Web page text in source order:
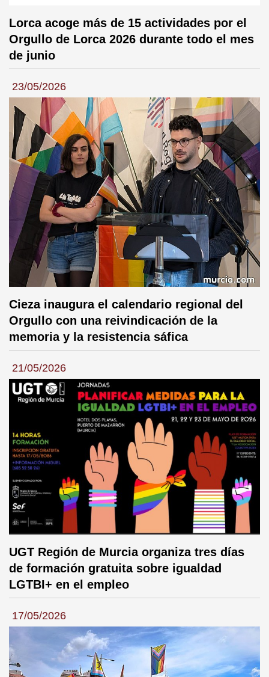
Lorca acoge más de 15 actividades por el
Orgullo de Lorca 2026 durante todo el mes
de junio
23/05/2026
Cieza inaugura el calendario regional del
Orgullo con una reivindicación de la
memoria y la resistencia sáfica
21/05/2026
UGT Región de Murcia organiza tres días
de formación gratuita sobre igualdad
LGTBI+ en el empleo
17/05/2026